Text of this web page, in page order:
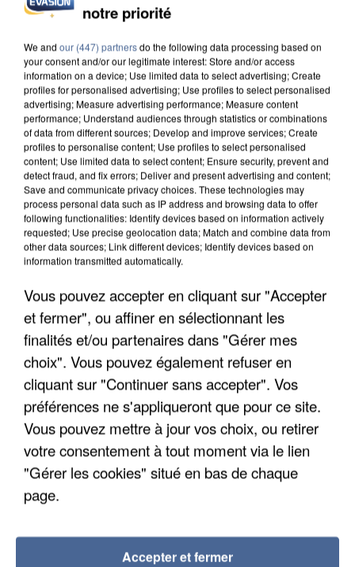
INCENDIES : L’ÎLE-DE-FRANCE LANCE UN ÉLAN
APRÈS TOUTES CES CANICULES, LES REFUGES
DE FAUNE SAUVAGE SONT...
notre priorité
We and our (447) partnersdo the following data processing based on
your consent and/or our legitimate interest: Store and/or access
information on a device; Use limited data to select advertising; Create
profiles for personalised advertising; Use profiles to select personalised
advertising; Measure advertising performance; Measure content
performance; Understand audiences through statistics or combinations
of data from different sources; Develop and improve services; Create
profiles to personalise content; Use profiles to select personalised
content; Use limited data to select content; Ensure security, prevent and
detect fraud, and fix errors; Deliver and present advertising and content;
Save and communicate privacy choices. These technologies may
process personal data such as IP address and browsing data to offer
following functionalities: Identify devices based on information actively
requested; Use precise geolocation data; Match and combine data from
other data sources; Link different devices; Identify devices based on
information transmitted automatically.
Vous pouvez accepter en cliquant sur "Accepter
et fermer", ou affiner en sélectionnant les
finalités et/ou partenaires dans "Gérer mes
choix". Vous pouvez également refuser en
cliquant sur "Continuer sans accepter". Vos
préférences ne s'appliqueront que pour ce site.
Vous pouvez mettre à jour vos choix, ou retirer
votre consentement à tout moment via le lien
"Gérer les cookies" situé en bas de chaque
page.
Accepter et fermer